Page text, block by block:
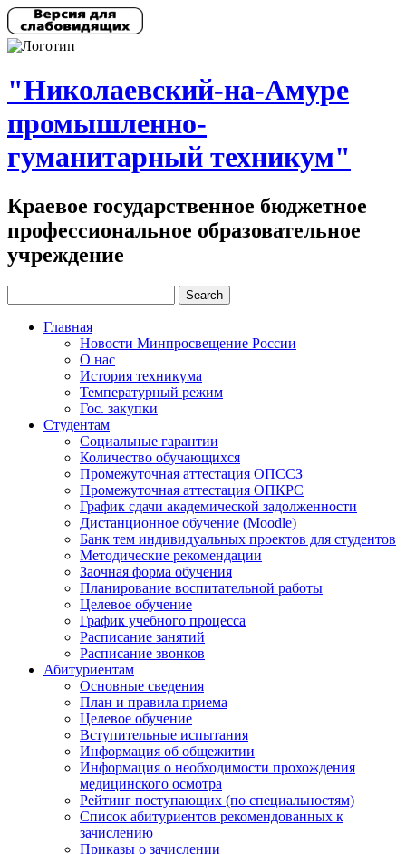
"Николаевский-на-Амуре
промышленно-
гуманитарный техникум"
Краевое государственное бюджетное
профессиональное образовательное
учреждение
Главная
Новости Минпросвещение России
О нас
История техникума
Температурный режим
Гос. закупки
Студентам
Социальные гарантии
Количество обучающихся
Промежуточная аттестация ОПССЗ
Промежуточная аттестация ОПКРС
График сдачи академической задолженности
Дистанционное обучение (Moodle)
Банк тем индивидуальных проектов для студентов
Методические рекомендации
Заочная форма обучения
Планирование воспитательной работы
Целевое обучение
График учебного процесса
Расписание занятий
Расписание звонков
Абитуриентам
Основные сведения
План и правила приема
Целевое обучение
Вступительные испытания
Информация об общежитии
Информация о необходимости прохождения
медицинского осмотра
Рейтинг поступающих (по специальностям)
Список абитуриентов рекомендованных к
зачислению
Приказы о зачислении